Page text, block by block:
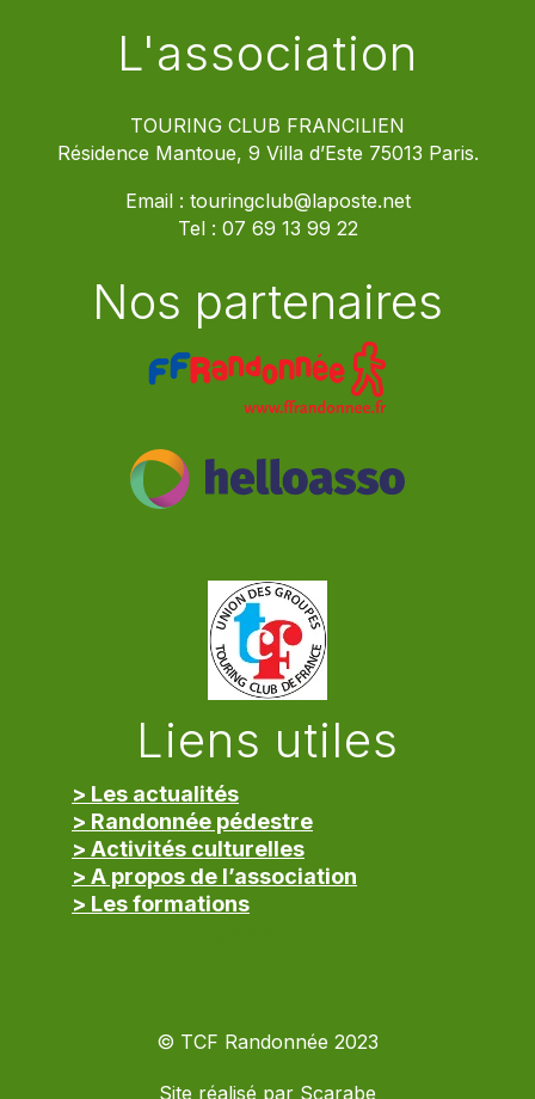
L'association
TOURING CLUB FRANCILIEN
Résidence Mantoue, 9 Villa d’Este 75013 Paris.
Email : touringclub@laposte.net
Tel : 07 69 13 99 22
Nos partenaires
Liens utiles
> Les actualités
> Randonnée pédestre
> Activités culturelles
> A propos de l’association
> Les formations
© TCF Randonnée 2023
Site réalisé par Scarabe